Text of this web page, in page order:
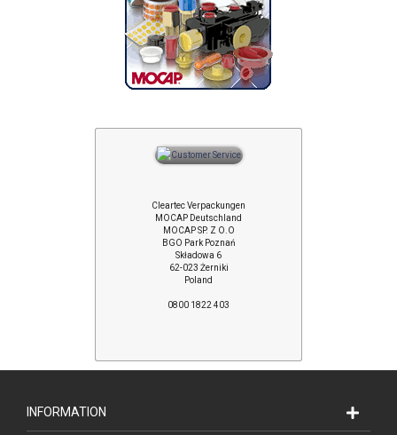
Cleartec Verpackungen
MOCAP Deutschland
MOCAP SP. Z O.O
BGO Park Poznań
Składowa 6
62-023 Żerniki
Poland
0800 1822 403
INFORMATION